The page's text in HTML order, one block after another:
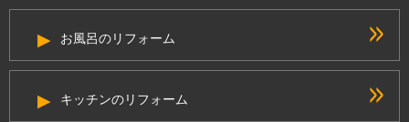
お風呂のリフォーム
キッチンのリフォーム